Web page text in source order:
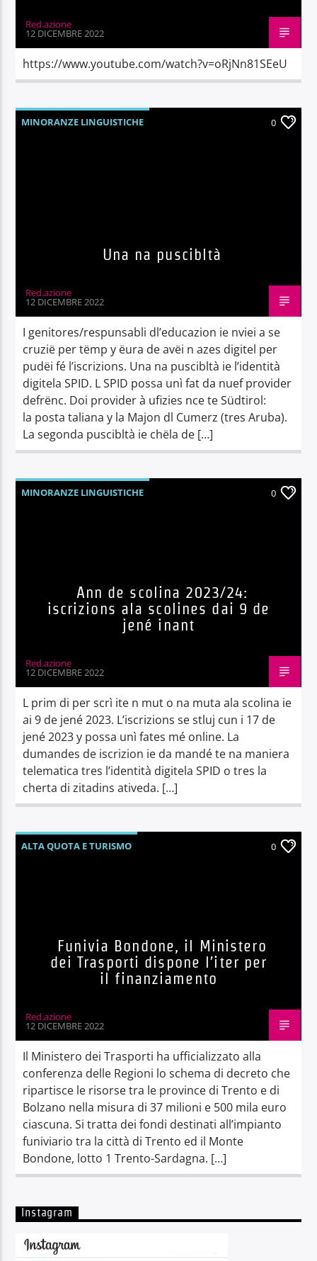
Red.azione
12 DICEMBRE 2022
https://www.youtube.com/watch?v=oRjNn81SEeU
MINORANZE LINGUISTICHE 0
Una na puscibltà
Red.azione
12 DICEMBRE 2022
I genitores/respunsabli dl’educazion ie nviei a se
cruzië per tëmp y ëura de avëi n azes digitel per
pudëi fé l’iscrizions. Una na puscibltà ie l’identità
digitela SPID. L SPID possa unì fat da nuef provider
defrënc. Doi provider à ufizies nce te Südtirol:
la posta taliana y la Majon dl Cumerz (tres Aruba).
La segonda puscibltà ie chëla de […]
MINORANZE LINGUISTICHE 0
Ann de scolina 2023/24:
iscrizions ala scolines dai 9 de
jené inant
Red.azione
12 DICEMBRE 2022
L prim di per scrì ite n mut o na muta ala scolina ie
ai 9 de jené 2023. L’iscrizions se stluj cun i 17 de
jené 2023 y possa unì fates mé online. La
dumandes de iscrizion ie da mandé te na maniera
telematica tres l’identità digitela SPID o tres la
cherta di zitadins ativeda. […]
ALTA QUOTA E TURISMO 0
Funivia Bondone, il Ministero
dei Trasporti dispone l’iter per
il finanziamento
Red.azione
12 DICEMBRE 2022
Il Ministero dei Trasporti ha ufficializzato alla
conferenza delle Regioni lo schema di decreto che
ripartisce le risorse tra le province di Trento e di
Bolzano nella misura di 37 milioni e 500 mila euro
ciascuna. Si tratta dei fondi destinati all’impianto
funiviario tra la città di Trento ed il Monte
Bondone, lotto 1 Trento-Sardagna. […]
Instagram